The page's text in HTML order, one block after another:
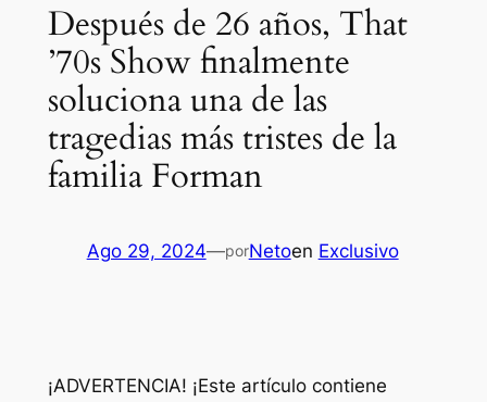
Después de 26 años, That
’70s Show finalmente
soluciona una de las
tragedias más tristes de la
familia Forman
Ago 29, 2024—porNetoen Exclusivo
¡ADVERTENCIA! ¡Este artículo contiene